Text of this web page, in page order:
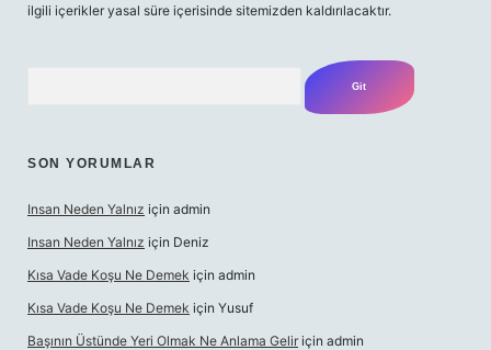
ilgili içerikler yasal süre içerisinde sitemizden kaldırılacaktır.
SON YORUMLAR
Insan Neden Yalnız için admin
Insan Neden Yalnız için Deniz
Kısa Vade Koşu Ne Demek için admin
Kısa Vade Koşu Ne Demek için Yusuf
Başının Üstünde Yeri Olmak Ne Anlama Gelir için admin